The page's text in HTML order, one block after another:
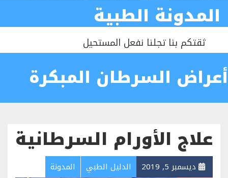
المدونة الطبية
ثقتكم بنا تجلنا نفعل المستحيل
أعراض السرطان المبكرة
علاج الأورام السرطانية
ديسمبر 5, 2019 الدليل الطبي المدونة